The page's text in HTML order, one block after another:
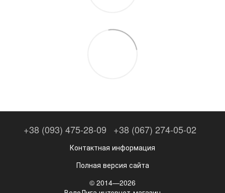
+38 (093) 475-28-09 +38 (067) 274-05-02
Контактная информация
Полная версия сайта
© 2014—2026